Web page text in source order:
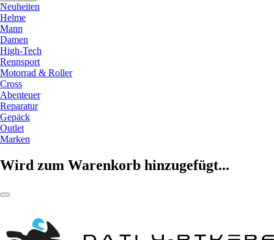
Neuheiten
Helme
Mann
Damen
High-Tech
Rennsport
Motorrad & Roller
Cross
Abenteuer
Reparatur
Gepäck
Outlet
Marken
Wird zum Warenkorb hinzugefügt...